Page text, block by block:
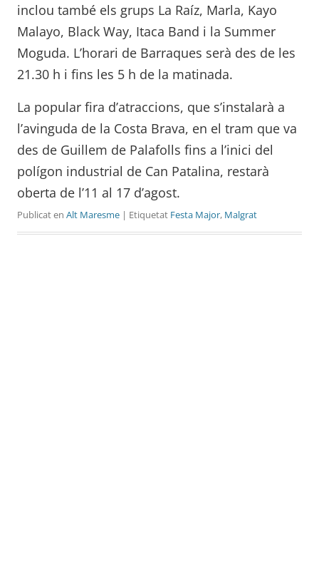
inclou també els grups La Raíz, Marla, Kayo
Malayo, Black Way, Itaca Band i la Summer
Moguda. L’horari de Barraques serà des de les
21.30 h i fins les 5 h de la matinada.
La popular fira d’atraccions, que s’instalarà a
l’avinguda de la Costa Brava, en el tram que va
des de Guillem de Palafolls fins a l’inici del
polígon industrial de Can Patalina, restarà
oberta de l’11 al 17 d’agost.
Publicat en Alt Maresme | Etiquetat Festa Major, Malgrat